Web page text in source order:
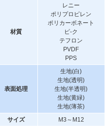
材質
レニー
ポリプロピレン
ポリカーボネート
ピ-ク
テフロン
PVDF
PPS
表面処理
生地(白)
生地(透明)
生地(半透明)
生地(黄緑)
生地(薄茶)
サイズ
M3～M12